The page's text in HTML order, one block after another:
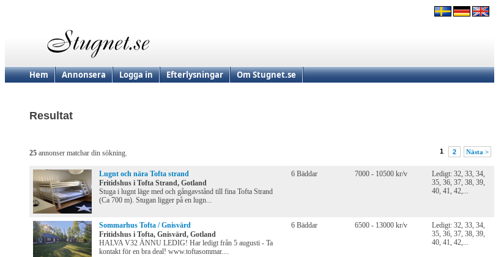
Hem Annonsera Logga in Efterlysningar Om Stugnet.se
Resultat
25 annonser matchar din sökning. 1 2 Nästa >
Lugnt och nära Tofta strand
Fritidshus i Tofta Strand, Gotland
Stuga i lugnt läge med och gångavstånd till fina Tofta Strand
(Ca 700 m). Stugan ligger på en lugn...
6 Bäddar 7000 - 10500 kr/v
Ledigt: 32, 33, 34,
35, 36, 37, 38, 39,
40, 41, 42,...
Sommarhus Tofta / Gnisvärd
Fritidshus i Tofta, Gnisvärd, Gotland
HALVA V32 ÄNNU LEDIG! Har ledigt från 5 augusti - Ta
kontakt för en bra deal! www.toftasommar....
6 Bäddar 6500 - 13000 kr/v
Ledigt: 32, 33, 34,
35, 36, 37, 38, 39,
40, 41, 42,...